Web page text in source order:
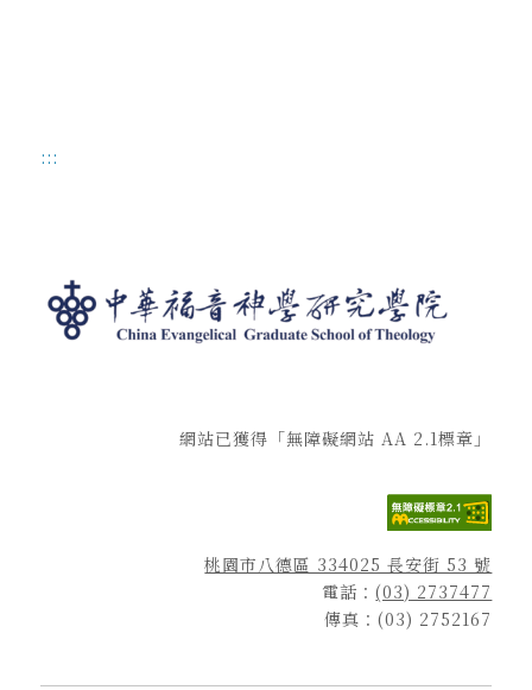
:::
網站已獲得「無障礙網站 AA 2.1標章」
桃園市八德區 334025 長安街 53 號
電話：(03) 2737477
傳真：(03) 2752167